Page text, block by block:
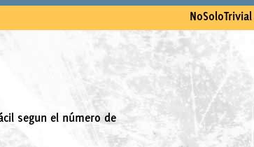
NoSoloTrivial
segun el número de